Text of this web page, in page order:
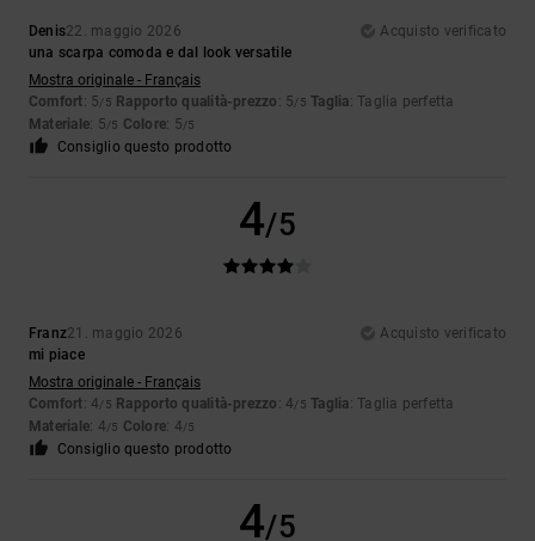
Denis22. maggio 2026
Acquisto verificato
una scarpa comoda e dal look versatile
Mostra originale - Français
Comfort: 5/5 Rapporto qualità-prezzo : 5/5 Taglia: Taglia perfetta
Materiale: 5/5 Colore: 5/5
Consiglio questo prodotto
4/5
Franz21. maggio 2026
Acquisto verificato
mi piace
Mostra originale - Français
Comfort: 4/5 Rapporto qualità-prezzo : 4/5 Taglia: Taglia perfetta
Materiale: 4/5 Colore: 4/5
Consiglio questo prodotto
4/5